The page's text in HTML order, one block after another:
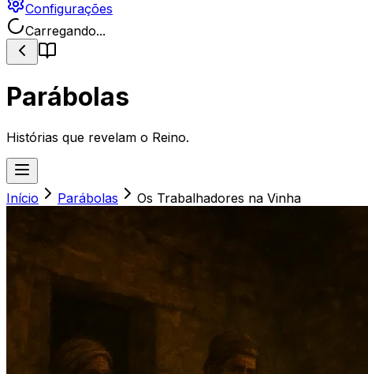
Configurações
Carregando...
Parábolas
Histórias que revelam o Reino.
Início Parábolas Os Trabalhadores na Vinha